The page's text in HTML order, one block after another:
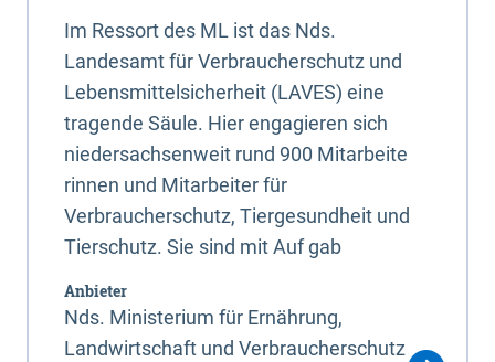
Im Ressort des ML ist das Nds.
Landesamt für Verbraucherschutz und
Lebensmittelsicherheit (LAVES) eine
tragende Säule. Hier engagieren sich
niedersachsenweit rund 900 Mitarbeite
rinnen und Mitarbeiter für
Verbraucherschutz, Tiergesundheit und
Tierschutz. Sie sind mit Auf gab
Anbieter
Nds. Ministerium für Ernährung,
Landwirtschaft und Verbraucherschutz